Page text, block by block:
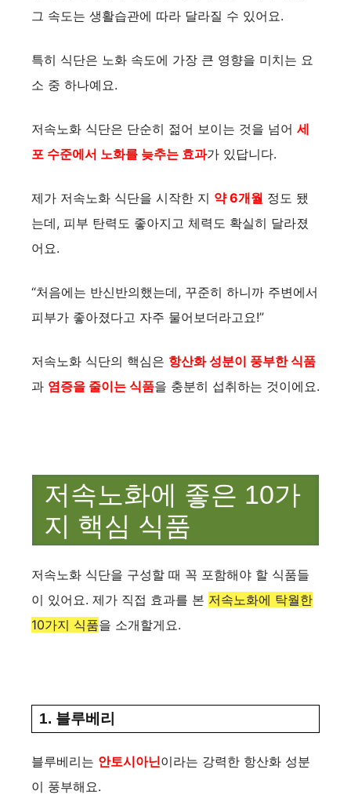
그 속도는 생활습관에 따라 달라질 수 있어요.
특히 식단은 노화 속도에 가장 큰 영향을 미치는 요
소 중 하나예요.
저속노화 식단은 단순히 젊어 보이는 것을 넘어 세
포 수준에서 노화를 늦추는 효과가 있답니다.
제가 저속노화 식단을 시작한 지 약 6개월 정도 됐
는데, 피부 탄력도 좋아지고 체력도 확실히 달라졌
어요.
“처음에는 반신반의했는데, 꾸준히 하니까 주변에서
피부가 좋아졌다고 자주 물어보더라고요!”
저속노화 식단의 핵심은 항산화 성분이 풍부한 식품
과 염증을 줄이는 식품을 충분히 섭취하는 것이에요.
저속노화에 좋은 10가
지 핵심 식품
저속노화 식단을 구성할 때 꼭 포함해야 할 식품들
이 있어요. 제가 직접 효과를 본 저속노화에 탁월한
10가지 식품을 소개할게요.
1. 블루베리
블루베리는 안토시아닌이라는 강력한 항산화 성분
이 풍부해요.